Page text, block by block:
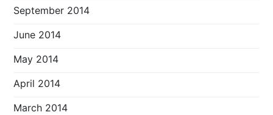
September 2014
June 2014
May 2014
April 2014
March 2014